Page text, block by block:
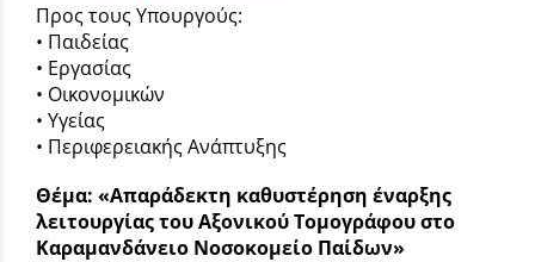
Προς τους Υπουργούς:
• Παιδείας
• Εργασίας
• Οικονομικών
• Υγείας
• Περιφερειακής Ανάπτυξης
Θέμα: «Απαράδεκτη καθυστέρηση έναρξης
λειτουργίας του Αξονικού Τομογράφου στο
Καραμανδάνειο Νοσοκομείο Παίδων»